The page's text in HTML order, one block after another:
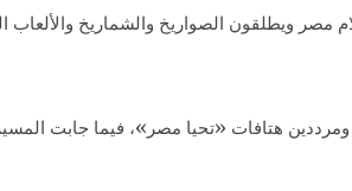
مصر ويطلقون الصواريخ والشماريخ
هتافات «تحيا مصر»، فيما جابت